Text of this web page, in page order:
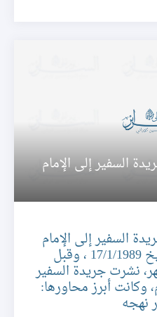
السفير إلى الإمام
السفير إلى الإمام
الخميني قبل وفاته بتاريخ 17/1/1989 ، وقبل
نشرت جريدة السفير
وكانت أبرز محاورها: